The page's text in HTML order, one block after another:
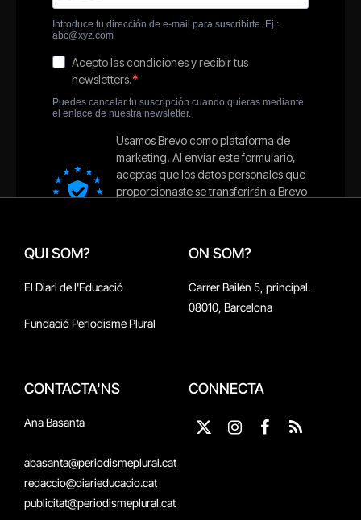
QUI SOM?
El Diari de l'Educació
Fundació Periodisme Plural
ON SOM?
Carrer Bailén 5, principal.
08010, Barcelona
CONTACTA'NS
Ana Basanta
abasanta@periodismeplural.cat
redaccio@diarieducacio.cat
publicitat@periodismeplural.cat
CONNECTA
X
InstagramFacebook
RSS